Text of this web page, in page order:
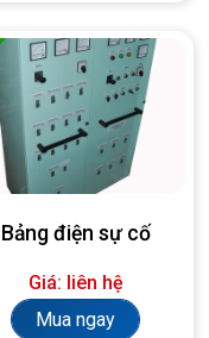
Bảng điện sự cố
Giá: liên hệ
Mua ngay